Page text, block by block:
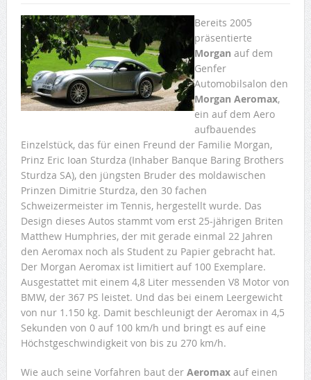
Bereits 2005
präsentierte
Morgan auf dem
Genfer
Automobilsalon den
Morgan Aeromax,
ein auf dem Aero
aufbauendes
Einzelstück, das für einen Freund der Familie Morgan,
Prinz Eric Ioan Sturdza (Inhaber Banque Baring Brothers
Sturdza SA), den jüngsten Bruder des moldawischen
Prinzen Dimitrie Sturdza, den 30 fachen
Schweizermeister im Tennis, hergestellt wurde. Das
Design dieses Autos stammt vom erst 25-jährigen Briten
Matthew Humphries, der mit gerade einmal 22 Jahren
den Aeromax noch als Student zu Papier gebracht hat.
Der Morgan Aeromax ist limitiert auf 100 Exemplare.
Ausgestattet mit einem 4,8 Liter messenden V8 Motor von
BMW, der 367 PS leistet. Und das bei einem Leergewicht
von nur 1.150 kg. Damit beschleunigt der Aeromax in 4,5
Sekunden von 0 auf 100 km/h und bringt es auf eine
Höchstgeschwindigkeit von bis zu 270 km/h.
Wie auch seine Vorfahren baut der Aeromaxauf einen